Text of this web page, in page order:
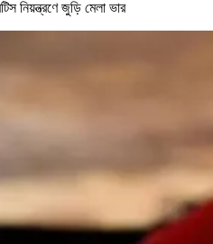
নিয়ন্ত্রণে জুড়ি মেলা ভার